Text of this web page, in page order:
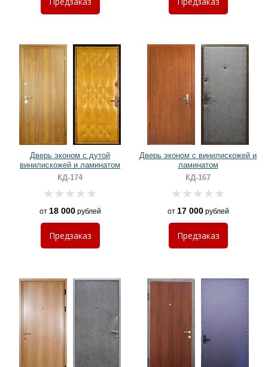
Дверь эконом с дутой
винилискожей и ламинатом
КД-174
от 18 000рублей
Предзаказ
Дверь эконом с винилискожей и
ламинатом
КД-167
от 17 000рублей
Предзаказ